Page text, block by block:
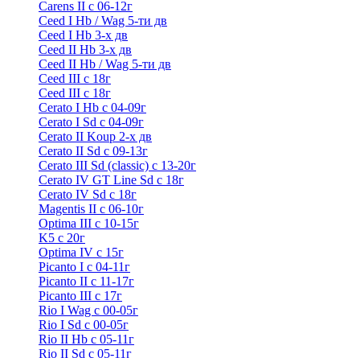
Carens II c 06-12г
Ceed I Hb / Wag 5-ти дв
Ceed I Hb 3-х дв
Ceed II Hb 3-х дв
Ceed II Hb / Wag 5-ти дв
Ceed III с 18г
Ceed III с 18г
Cerato I Hb с 04-09г
Cerato I Sd с 04-09г
Cerato II Koup 2-х дв
Cerato II Sd c 09-13г
Cerato III Sd (classic) с 13-20г
Cerato IV GT Line Sd с 18г
Cerato IV Sd с 18г
Magentis II с 06-10г
Optima III с 10-15г
K5 с 20г
Optima IV с 15г
Picanto I с 04-11г
Picanto II c 11-17г
Picanto III c 17г
Rio I Wag c 00-05г
Rio I Sd с 00-05г
Rio II Hb с 05-11г
Rio II Sd с 05-11г